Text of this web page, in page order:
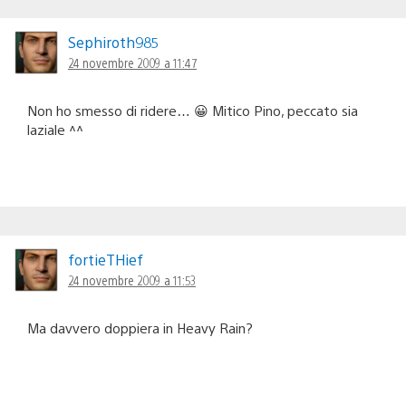
Sephiroth985
24 novembre 2009 a 11:47
Non ho smesso di ridere… 😀 Mitico Pino, peccato sia
laziale ^^
fortieTHief
24 novembre 2009 a 11:53
Ma davvero doppiera in Heavy Rain?